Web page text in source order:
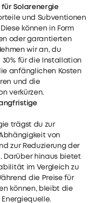
Solarenergie
und Subventionen
können in Form
oder garantierten
wir an, du
für die Installation
anfänglichen Kosten
und die
verkürzen.
trägst du zur
von
zur Reduzierung der
Darüber hinaus bietet
im Vergleich zu
die Preise für
können, bleibt die